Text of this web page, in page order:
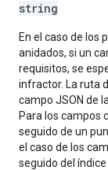
string
En el caso de los
anidados, si un
requisitos, se
infractor. La ruta
campo JSON de
Para los campos
seguido de un
el caso de los
seguido del